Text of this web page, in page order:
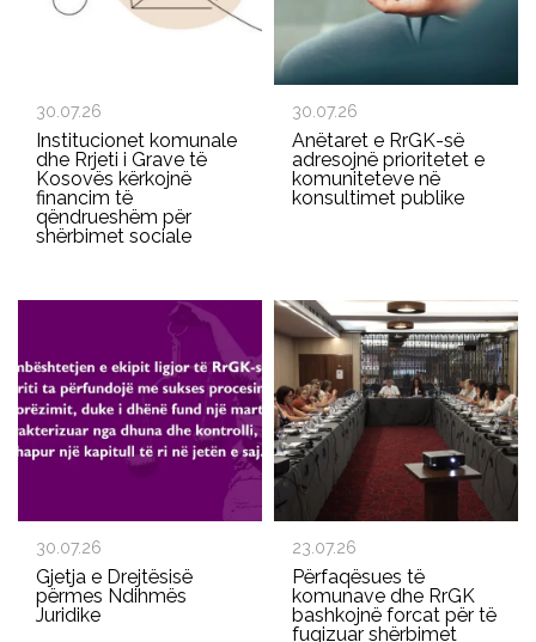
30.07.26
Institucionet komunale
dhe Rrjeti i Grave të
Kosovës kërkojnë
financim të
qëndrueshëm për
shërbimet sociale
30.07.26
Anëtaret e RrGK-së
adresojnë prioritetet e
komuniteteve në
konsultimet publike
30.07.26
Gjetja e Drejtësisë
përmes Ndihmës
Juridike
23.07.26
Përfaqësues të
komunave dhe RrGK
bashkojnë forcat për të
fuqizuar shërbimet